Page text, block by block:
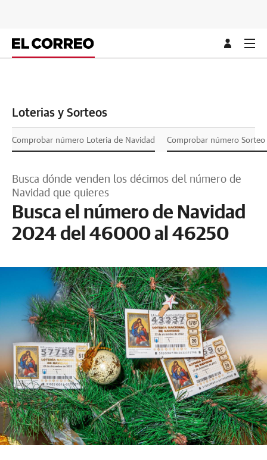
Loterias y Sorteos
Comprobar número Loteria de Navidad Comprobar número
Busca dónde venden los décimos del número de
Navidad que quieres
Busca el número de Navidad
2024 del 46000 al 46250